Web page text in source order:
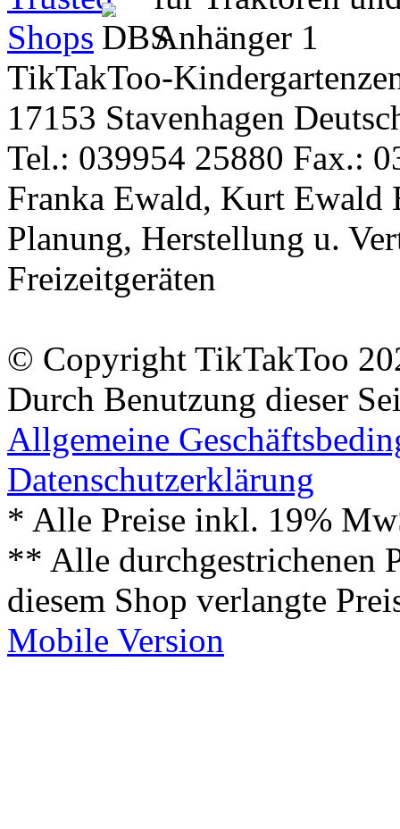
TikTakToo-
17153 Stavenhagen
Tel.: 039954 25880 Fax.:
Franka Ewald, Kurt Ewald
Planung, Herstellung u.
Freizeitgeräten
© Copyright TikTakToo
Durch Benutzung dieser
Allgemeine
Datenschutzerklärung
* Alle Preise inkl. 19%
** Alle durchgestrichenen
diesem Shop verlangte
Mobile Version